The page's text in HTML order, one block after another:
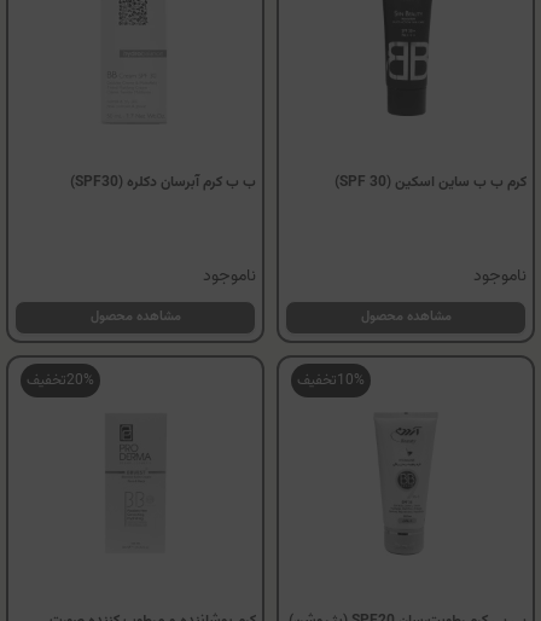
کرم ب ب ساین اسکین (SPF 30)
ناموجود
مشاهده محصول
ب ب کرم آبرسان دکلره (SPF30)
ناموجود
مشاهده محصول
10%تخفیف 20%تخفیف